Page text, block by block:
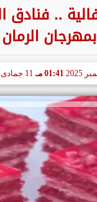
.. فنادق
بمهرجان الرمان
01:41 مـ 11 جمادى أول 1447